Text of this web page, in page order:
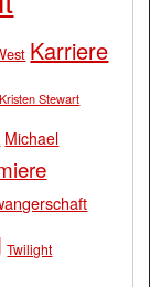
Karriere
Kristen Stewart
Michael
Twilight